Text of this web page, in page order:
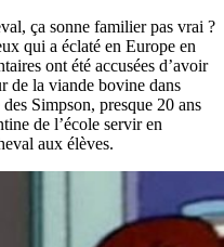
ça sonne familier pas vrai ?
qui a éclaté en Europe en
ont été accusées d’avoir
de la viande bovine dans
Simpson, presque 20 ans
de l’école servir en
aux élèves.